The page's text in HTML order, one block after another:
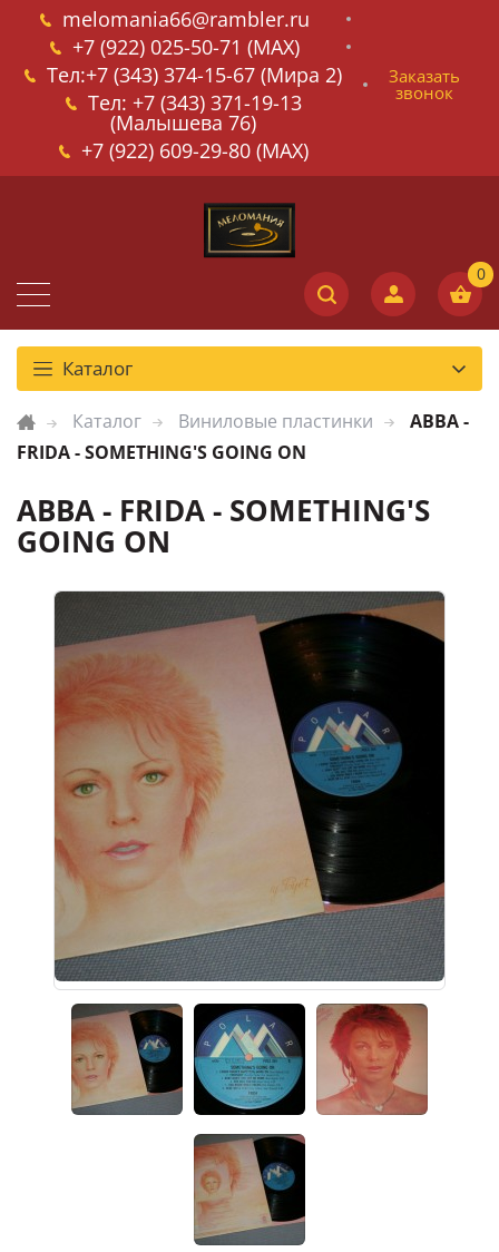
melomania66@rambler.ru
+7 (922) 025-50-71 (MAX)
Тел:+7 (343) 374-15-67 (Мира 2)
Тел: +7 (343) 371-19-13
(Малышева 76)
+7 (922) 609-29-80 (MAX)
Заказать
звонок
Каталог
Каталог Виниловые пластинки
ABBA -
FRIDA - SOMETHING'S GOING ON
ABBA - FRIDA - SOMETHING'S
GOING ON